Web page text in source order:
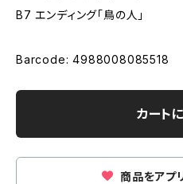
B7 エンディング「鳥の人」
Barcode: 4988008085518
カート
商品をアプ